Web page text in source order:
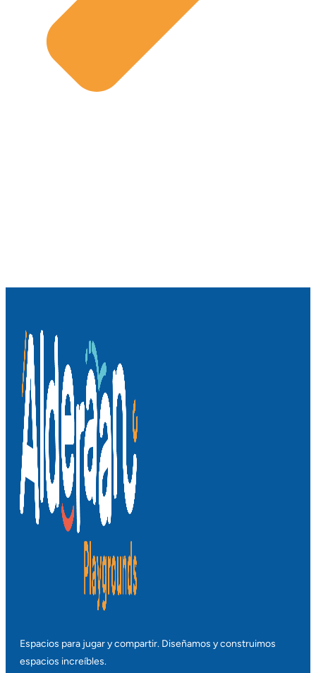
Espacios para jugar y compartir. Diseñamos y construimos
espacios increíbles.